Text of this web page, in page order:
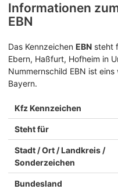
Informationen
EBN
Das Kennzeichen EBN steht
Ebern, Haßfurt, Hofheim in
Nummernschild EBN ist
Bayern.
Kfz Kennzeichen
Steht für
Stadt / Ort / Landkreis /
Sonderzeichen
Bundesland